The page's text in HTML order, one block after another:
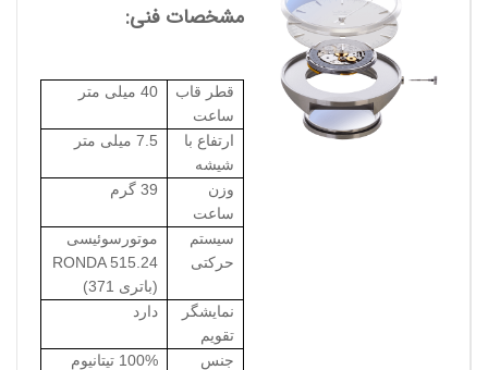
مشخصات فنی:
قطر قاب
ساعت
40 میلی متر
ارتفاع با
شیشه
7.5 میلی متر
وزن
ساعت
39 گرم
سیستم
حرکتی
موتورسوئیسی
RONDA 515.24
(باتری 371)
نمایشگر
تقویم
دارد
جنس
100% تیتانیوم